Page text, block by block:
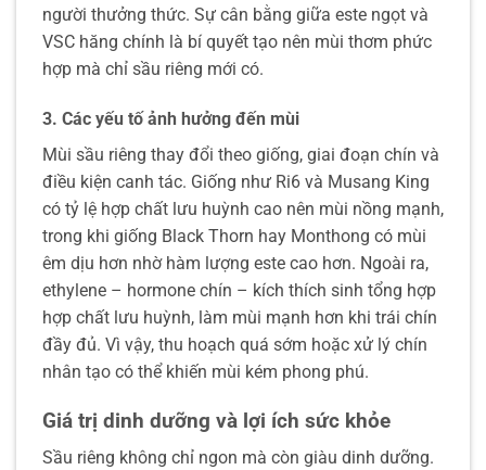
người thưởng thức. Sự cân bằng giữa este ngọt và
VSC hăng chính là bí quyết tạo nên mùi thơm phức
hợp mà chỉ sầu riêng mới có.
3. Các yếu tố ảnh hưởng đến mùi
Mùi sầu riêng thay đổi theo giống, giai đoạn chín và
điều kiện canh tác. Giống như Ri6 và Musang King
có tỷ lệ hợp chất lưu huỳnh cao nên mùi nồng mạnh,
trong khi giống Black Thorn hay Monthong có mùi
êm dịu hơn nhờ hàm lượng este cao hơn. Ngoài ra,
ethylene – hormone chín – kích thích sinh tổng hợp
hợp chất lưu huỳnh, làm mùi mạnh hơn khi trái chín
đầy đủ. Vì vậy, thu hoạch quá sớm hoặc xử lý chín
nhân tạo có thể khiến mùi kém phong phú.
Giá trị dinh dưỡng và lợi ích sức khỏe
Sầu riêng không chỉ ngon mà còn giàu dinh dưỡng.